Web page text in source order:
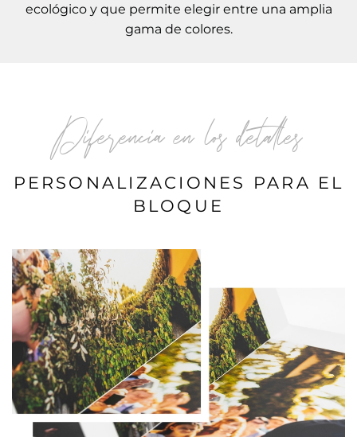
ecológico y que permite elegir entre una amplia
gama de colores.
Diferencia en los detalles
PERSONALIZACIONES PARA EL
BLOQUE